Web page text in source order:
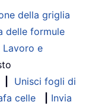
della griglia
delle formule
Lavoro e
Unisci fogli di
celle
Invia